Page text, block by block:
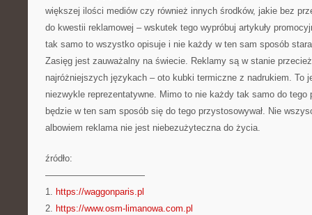
większej ilości mediów czy również innych środków, jakie bez
do kwestii reklamowej – wskutek tego wypróbuj artykuły
tak samo to wszystko opisuje i nie każdy w ten sam sposób
Zasięg jest zauważalny na świecie. Reklamy są w stanie
najróżniejszych językach – oto kubki termiczne z nadrukiem. To
niezwykle reprezentatywne. Mimo to nie każdy tak samo do tego
będzie w ten sam sposób się do tego przystosowywał. Nie
albowiem reklama nie jest niebezużyteczna do życia.
źródło:
———————————
1. https://waggonparis.pl
2. https://www.osm-limanowa.com.pl